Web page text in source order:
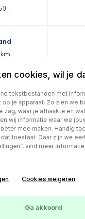
km
cookies, wil je
tekstbestanden met
op je apparaat. Zo zien we
zag, waar je afhaakte en
wij informatie waar we
mee maken. Handig
toestaat. Daar zijn we
vind meer
Cookies weigeren
Ga akkoord